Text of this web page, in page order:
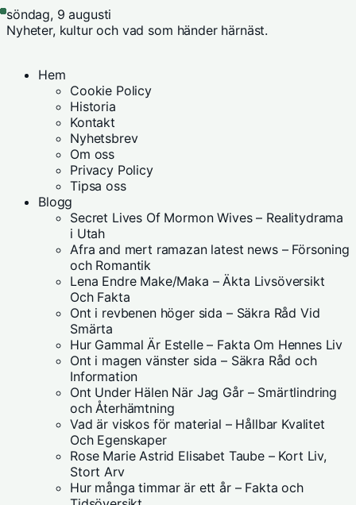
söndag, 9 augusti
Nyheter, kultur och vad som händer härnäst.
Hem
Cookie Policy
Historia
Kontakt
Nyhetsbrev
Om oss
Privacy Policy
Tipsa oss
Blogg
Secret Lives Of Mormon Wives – Realitydrama
i Utah
Afra and mert ramazan latest news – Försoning
och Romantik
Lena Endre Make/Maka – Äkta Livsöversikt
Och Fakta
Ont i revbenen höger sida – Säkra Råd Vid
Smärta
Hur Gammal Är Estelle – Fakta Om Hennes Liv
Ont i magen vänster sida – Säkra Råd och
Information
Ont Under Hälen När Jag Går – Smärtlindring
och Återhämtning
Vad är viskos för material – Hållbar Kvalitet
Och Egenskaper
Rose Marie Astrid Elisabet Taube – Kort Liv,
Stort Arv
Hur många timmar är ett år – Fakta och